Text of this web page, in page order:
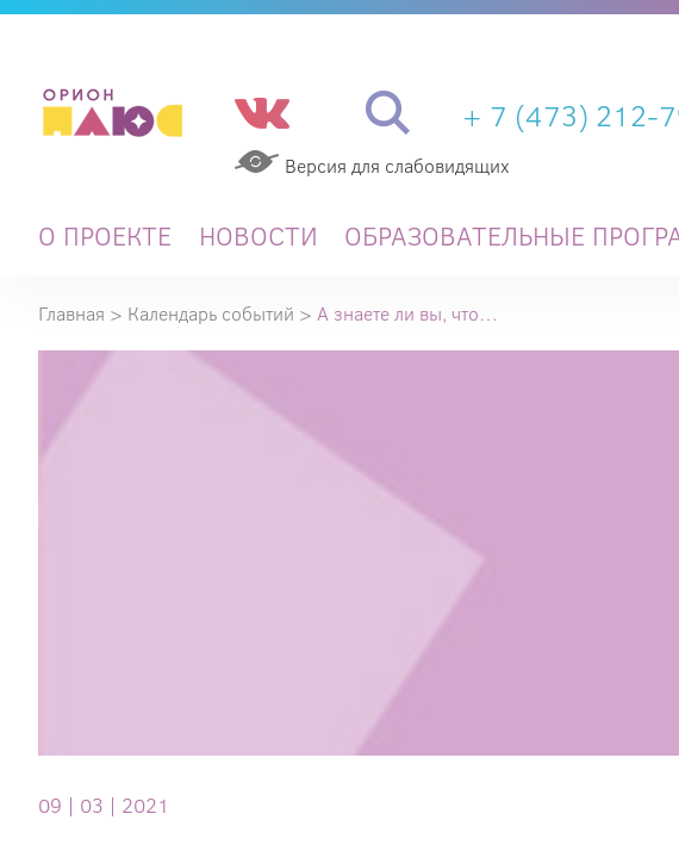
Версия для слабовидящих
+ 7 (473) 212-
О ПРОЕКТЕ НОВОСТИ ОБРАЗОВАТЕЛЬНЫЕ
Главная > Календарь событий > А знаете ли вы, что…
знаете
09 | 03 | 2021